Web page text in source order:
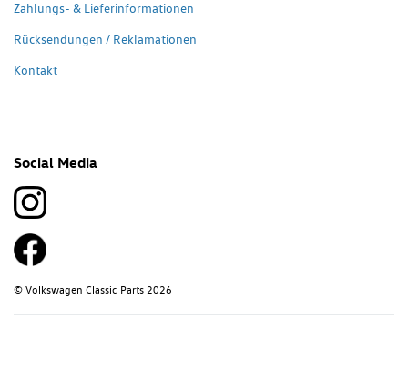
Zahlungs- & Lieferinformationen
Rücksendungen / Reklamationen
Kontakt
Social Media
© Volkswagen Classic Parts 2026